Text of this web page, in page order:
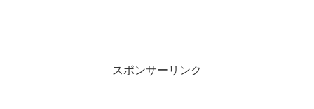
スポンサーリンク